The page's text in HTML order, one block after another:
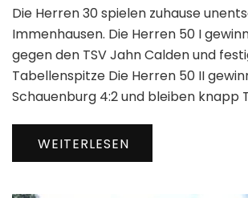
Die Herren 30 spielen zuhause
Immenhausen. Die Herren 50 I
gegen den TSV Jahn Calden und
Tabellenspitze Die Herren 50 II
Schauenburg 4:2 und bleiben knapp
WEITERLESEN